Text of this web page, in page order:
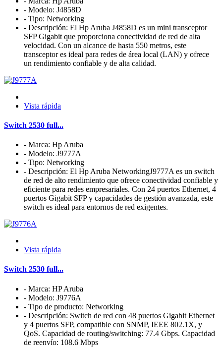
- Modelo: J4858D
- Tipo: Networking
- Descripción: El Hp Aruba J4858D es un mini transceptor
SFP Gigabit que proporciona conectividad de red de alta
velocidad. Con un alcance de hasta 550 metros, este
transceptor es ideal para redes de área local (LAN) y ofrece
un rendimiento confiable y de alta calidad.
Vista rápida
Switch 2530 full...
- Marca: Hp Aruba
- Modelo: J9777A
- Tipo: Networking
- Descripción: El Hp Aruba NetworkingJ9777A es un switch
de red de alto rendimiento que ofrece conectividad confiable y
eficiente para redes empresariales. Con 24 puertos Ethernet, 4
puertos Gigabit SFP y capacidades de gestión avanzada, este
switch es ideal para entornos de red exigentes.
Vista rápida
Switch 2530 full...
- Marca: HP Aruba
- Modelo: J9776A
- Tipo de producto: Networking
- Descripción: Switch de red con 48 puertos Gigabit Ethernet
y 4 puertos SFP, compatible con SNMP, IEEE 802.1X, y
QoS. Capacidad de routing/switching: 77.4 Gbps. Capacidad
de reenvío: 108.6 Mbps